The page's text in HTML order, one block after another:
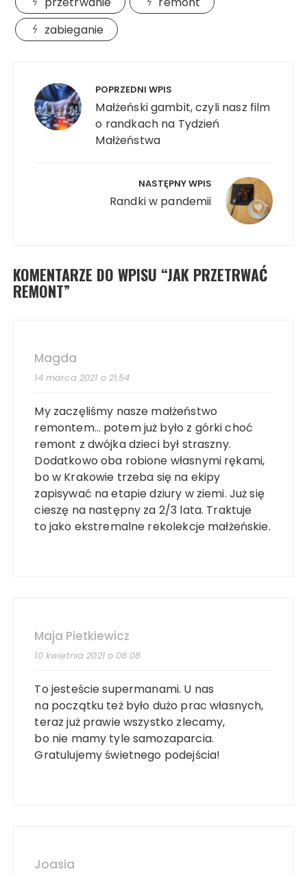
zabieganie
wpisu POPRZEDNI WPIS
Małżeński gambit, czyli nasz film
o randkach na Tydzień
Małżeństwa
NASTĘPNY WPIS
Randki w pandemii
KOMENTARZE DO WPISU “JAK PRZETRWAĆ
REMONT”
Magda
14 marca 2021 o 21:54
My zaczęliśmy nasze małżeństwo
remontem… potem już było z górki choć
remont z dwójka dzieci był straszny.
Dodatkowo oba robione własnymi rękami,
bo w Krakowie trzeba się na ekipy
zapisywać na etapie dziury w ziemi. Już się
cieszę na następny za 2/3 lata. Traktuje
to jako ekstremalne rekolekcje małżeńskie.
Maja Pietkiewicz
10 kwietnia 2021 o 08:08
To jesteście supermanami. U nas
na początku też było dużo prac własnych,
teraz już prawie wszystko zlecamy,
bo nie mamy tyle samozaparcia.
Gratulujemy świetnego podejścia!
Joasia